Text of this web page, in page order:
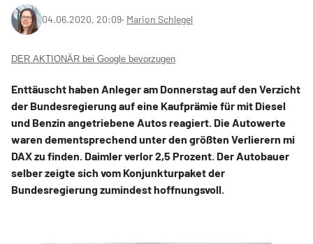
04.06.2020, 20:09‧ Marion Schlegel
DER AKTIONÄR bei Google bevorzugen
Enttäuscht haben Anleger am Donnerstag auf den Verzicht
der Bundesregierung auf eine Kaufprämie für mit Diesel
und Benzin angetriebene Autos reagiert. Die Autowerte
waren dementsprechend unter den größten Verlierern mi
DAX zu finden. Daimler verlor 2,5 Prozent. Der Autobauer
selber zeigte sich vom Konjunkturpaket der
Bundesregierung zumindest hoffnungsvoll.